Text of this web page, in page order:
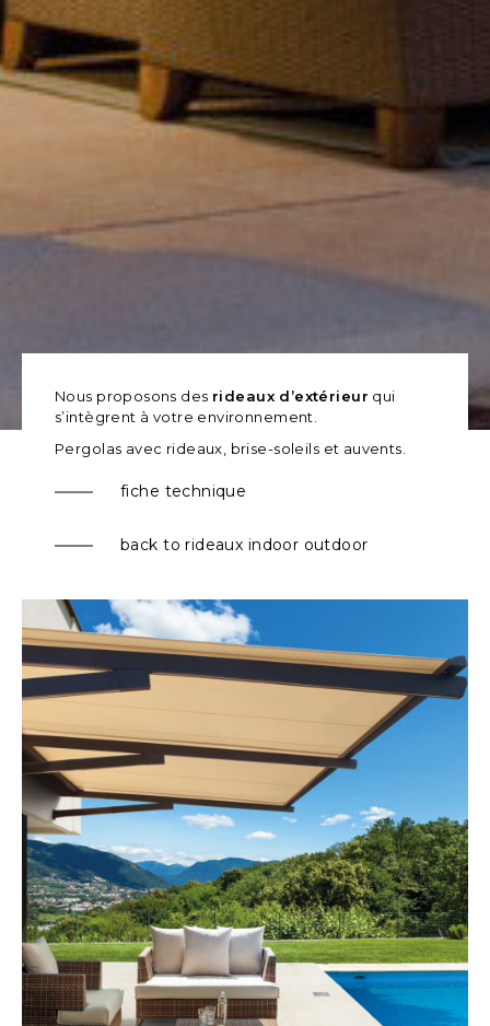
Nous proposons des rideaux d’extérieur qui
s’intègrent à votre environnement.
Pergolas avec rideaux, brise-soleils et auvents.
fiche technique
back to rideaux indoor outdoor